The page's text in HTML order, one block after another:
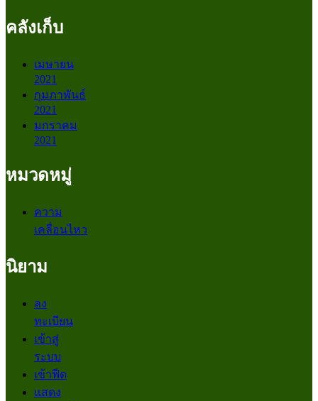
คลังเก็บ
เมษายน
2021
กุมภาพันธ์
2021
มกราคม
2021
หมวดหมู่
ความ
เคลื่อนไหว
นิยาม
ลง
ทะเบียน
เข้าสู่
ระบบ
เข้าฟีด
แสดง